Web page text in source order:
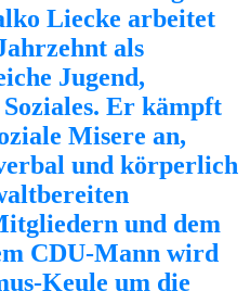
Liecke arbeitet
als
Jugend,
Er kämpft
Misere an,
und körperlich
und dem
CDU-Mann wird
Keule um die